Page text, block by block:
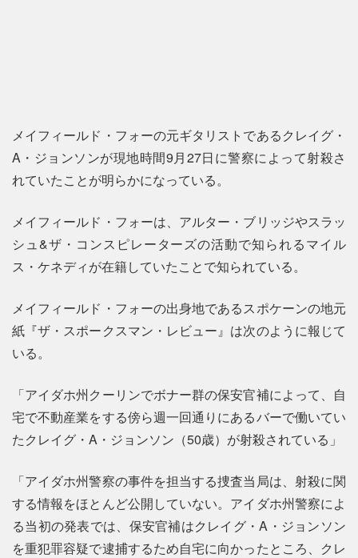
メイフィールド・フォーの元ギタリストであるクレイグ・
A・ジョンソンが現地時間9月27日に警察によって射殺さ
れていたことが明らかになっている。
メイフィールド・フォーは、アルター・ブリッジやスラッ
シュ&ザ・コンスピレーターズの活動で知られるマイル
ス・ケネディが在籍していたことで知られている。
メイフィールド・フォーの出身地であるスポケーンの地元
紙『ザ・スポークスマン・レビュー』は次のように報じて
いる。
「アイダホ州クーリンでボナー群の保安官補によって、自
宅で不動産業をする傍ら週一回通りにあるバーで働いてい
たクレイグ・A・ジョンソン（50歳）が射殺されている」
「アイダホ州警察の事件を担当する捜査当局は、射殺に関
する情報をほとんど公開していない。アイダホ州警察によ
る当初の発表では、保安官補はクレイグ・A・ジョンソン
を重犯罪容疑で逮捕するため自宅に向かったところ、クレ